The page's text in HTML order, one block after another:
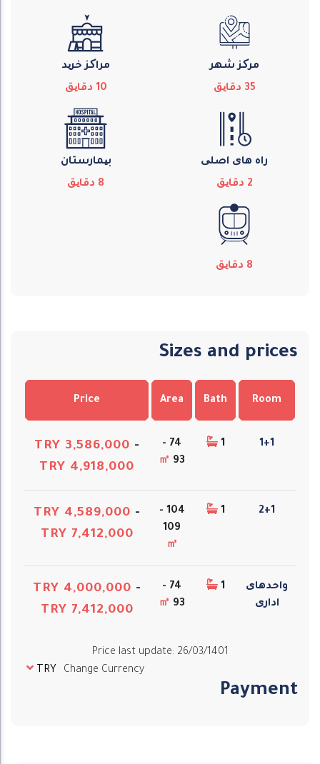
مرکز شهر
35 دقایق
مراکز خرید
10 دقایق
راه های اصلی
2 دقایق
بیمارستان
8 دقایق
8 دقایق
Sizes and prices
Room
Bath
Area
Price
1+1
1
74 -
93
㎡
TRY 3,586,000 -
TRY 4,918,000
2+1
1
104 -
109
㎡
TRY 4,589,000 -
TRY 7,412,000
واحدهای
اداری
1
74 -
93
㎡
TRY 4,000,000 -
TRY 7,412,000
Price last update: 26/03/1401
Change Currency
TRY
Payment